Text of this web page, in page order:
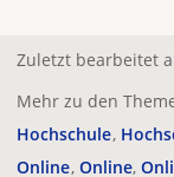
Zuletzt bearbeitet
Mehr zu den
Hochschule
Online Online